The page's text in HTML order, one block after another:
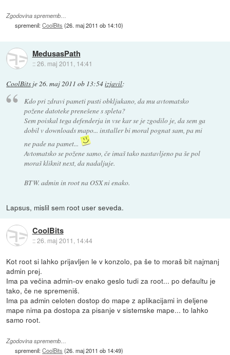
Zgodovina sprememb…
spremenil:CoolBits (26. maj 2011 ob 14:10)
MedusasPath
::26. maj 2011, 14:41
CoolBits je26. maj 2011 ob 13:54izjavil:
Kdo pri zdravi pameti pusti obkljukano, da mu avtomatsko
požene datoteke prenešene s spleta?
Sem poiskal tega defenderja in vse kar se je zgodilo je, da sem ga
dobil v downloads mapo... installer bi moral pognat sam, pa mi
ne pade na pamet...
Avtomatsko se požene samo, če imaš tako nastavljeno pa še pol
moraš kliknit next, da nadaljuje.
BTW. admin in root na OSX ni enako.
Lapsus, mislil sem root user seveda.
CoolBits
::26. maj 2011, 14:44
Kot root si lahko prijavljen le v konzolo, pa še to moraš bit najmanj
admin prej.
Ima pa večina admin-ov enako geslo tudi za root... po defaultu je
tako, če ne spremeniš.
Ima pa admin celoten dostop do mape z aplikacijami in deljene
mape nima pa dostopa za pisanje v sistemske mape... to lahko
samo root.
Zgodovina sprememb…
spremenil:CoolBits (26. maj 2011 ob 14:49)